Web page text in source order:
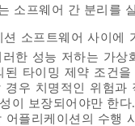
소프웨어 간 분리를
소프트웨어 사이
러한 성능 저하는 가상
타이밍 제약 조건
우 치명적인 위험
이 보장되어야만 한
플리케이션의 수행